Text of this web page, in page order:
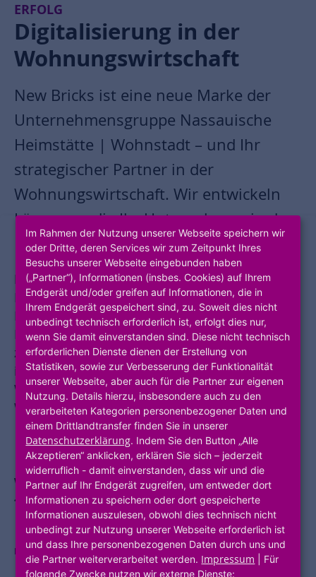
ERFOLG
Digitalisierung in der
Wohnungswirtschaft
New Bricks ist eine neue Marke der
Unternehmensgruppe Nassauische
Heimstätte | Wohnstadt – und Ihr
strategischer Partner in der
Wohnungswirtschaft. Wir entwickeln
Lösungen, die Ihr Unternehmen in der
Digitalisierung voranbringen.
Immer im Fokus:innovative und digitale
Lösungen, passgenau auf Ihr Unternehmen und
Ihre Geschäftsprozesse zugeschnitten. Unseren
Kunden bieten wir innovative und
zukunftsfähige Lösungen in Kombination mit
individuellem Know-how – aus der
Wohnungswirtschaft für die
Wohnungswirtschaft.
Warum sind wir der richtige Partner
für Ihren Digitalisierungsprozess?
Als Wohnungsunternehmen haben wir
dieselben Herausforderungen vor der Brust:
Im Rahmen der Nutzung unserer Webseite speichern wir
oder Dritte, deren Services wir zum Zeitpunkt Ihres
Besuchs unserer Webseite eingebunden haben
(„Partner“), Informationen (insbes. Cookies) auf Ihrem
Endgerät und/oder greifen auf Informationen, die in
Ihrem Endgerät gespeichert sind, zu. Soweit dies nicht
unbedingt technisch erforderlich ist, erfolgt dies nur,
wenn Sie damit einverstanden sind. Diese nicht technisch
erforderlichen Dienste dienen der Erstellung von
Statistiken, sowie zur Verbesserung der Funktionalität
unserer Webseite, aber auch für die Partner zur eigenen
Nutzung. Details hierzu, insbesondere auch zu den
verarbeiteten Kategorien personenbezogener Daten und
einem Drittlandtransfer finden Sie in unserer
Datenschutzerklärung. Indem Sie den Button „Alle
Akzeptieren“ anklicken, erklären Sie sich – jederzeit
widerruflich - damit einverstanden, dass wir und die
Partner auf Ihr Endgerät zugreifen, um entweder dort
Informationen zu speichern oder dort gespeicherte
Informationen auszulesen, obwohl dies technisch nicht
unbedingt zur Nutzung unserer Webseite erforderlich ist
und dass Ihre personenbezogenen Daten durch uns und
die Partner weiterverarbeitet werden. Impressum | Für
folgende Zwecke nutzen wir externe Dienste: